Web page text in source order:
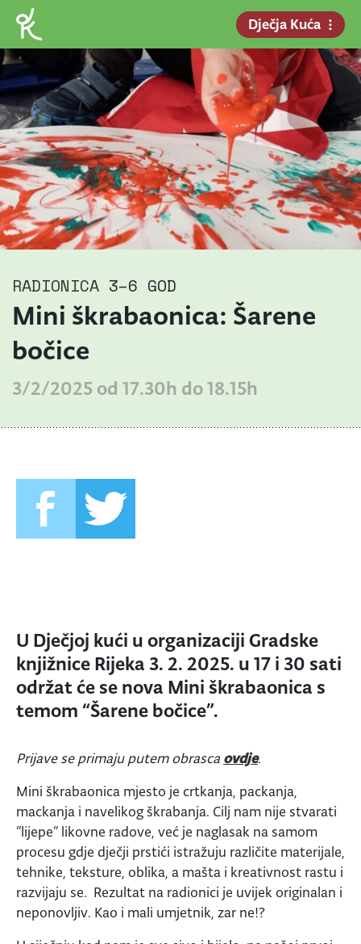
Dječja Kuća
RADIONICA 3–6 GOD
Mini škrabaonica: Šarene
bočice
3/2/2025 od 17.30h do 18.15h
U Dječjoj kući u organizaciji Gradske
knjižnice Rijeka 3. 2. 2025. u 17 i 30 sati
održat će se nova Mini škrabaonica s
temom “Šarene bočice”.
Prijave se primaju putem obrasca ovdje.
Mini škrabaonica mjesto je crtkanja, packanja,
mackanja i navelikog škrabanja. Cilj nam nije stvarati
“lijepe” likovne radove, već je naglasak na samom
procesu gdje dječji prstići istražuju različite materijale,
tehnike, teksture, oblika, a mašta i kreativnost rastu i
razvijaju se. Rezultat na radionici je uvijek originalan i
neponovljiv. Kao i mali umjetnik, zar ne!?